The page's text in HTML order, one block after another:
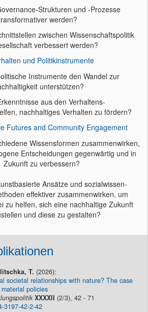
Strukturen und -Prozesse
werden?
zwischen Wissenschaftspolitik
verbessert werden?
und Politikinstrumente
Instrumente den Wandel zur
unterstützen?
aus den Verhaltens-
nachhaltiges Verhalten zu fördern?
Futures and Community Engagement
Wissensformen zusammenwirken,
Entscheidungen gegenwärtig und in
Zukunft zu verbessern?
Ansätze und sozialwissen-
effektiver zusammenwirken, um
zu helfen, sich eine nachhaltige Zukunft
und diese zu gestalten?
T. (2026):
societal relationships with nature? The case
policies
XXXXII (2/3), 42 - 71
3197-42-2-42